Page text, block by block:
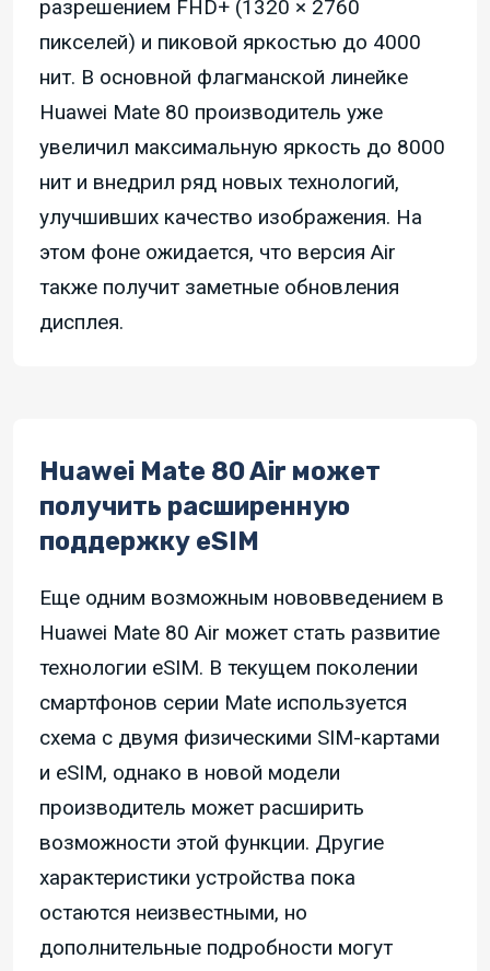
разрешением FHD+ (1320 × 2760
пикселей) и пиковой яркостью до 4000
нит. В основной флагманской линейке
Huawei Mate 80 производитель уже
увеличил максимальную яркость до 8000
нит и внедрил ряд новых технологий,
улучшивших качество изображения. На
этом фоне ожидается, что версия Air
также получит заметные обновления
дисплея.
Huawei Mate 80 Air может
получить расширенную
поддержку eSIM
Еще одним возможным нововведением в
Huawei Mate 80 Air может стать развитие
технологии eSIM. В текущем поколении
смартфонов серии Mate используется
схема с двумя физическими SIM-картами
и eSIM, однако в новой модели
производитель может расширить
возможности этой функции. Другие
характеристики устройства пока
остаются неизвестными, но
дополнительные подробности могут